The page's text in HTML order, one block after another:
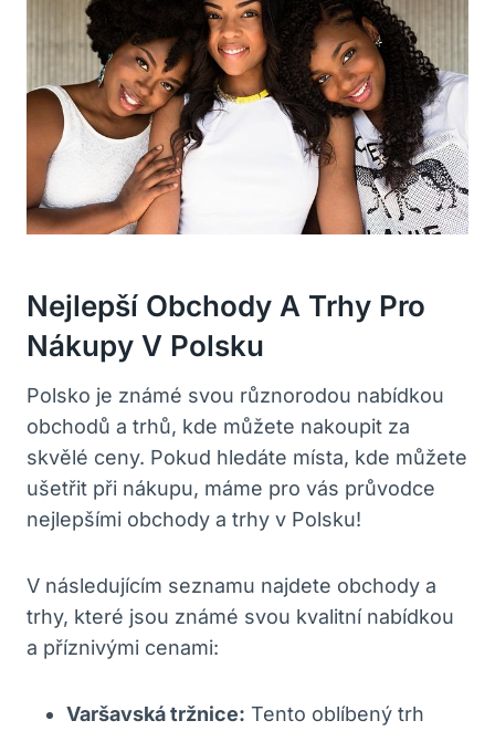
Nejlepší Obchody A Trhy Pro
Nákupy V Polsku
Polsko je známé svou různorodou nabídkou
obchodů a trhů, kde můžete nakoupit za
skvělé ceny. Pokud hledáte místa, kde můžete
ušetřit při nákupu, máme pro vás průvodce
nejlepšími obchody a trhy v Polsku!
V následujícím seznamu najdete obchody a
trhy, které jsou známé svou kvalitní nabídkou
a příznivými cenami:
Varšavská tržnice: Tento oblíbený trh